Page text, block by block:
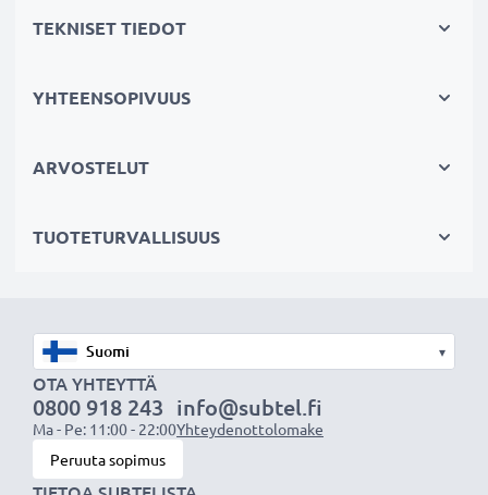
Kaikki akkumme testataan tarkasti, jotta ne täyttävät
siksi akuillamme on 3 vuoden takuu.
ympäristöjalanjälkeäsi. Akkumme sopii erinomaisesti
Valitse CELLONIC, etkä tingi laadusta. Tilaa nyt!
TEKNISET TIEDOT
YHTEENSOPIVUUS
ARVOSTELUT
TUOTETURVALLISUUS
▾
OTA YHTEYTTÄ
0800 918 243
Ma - Pe: 11:00 - 22:00
info@subtel.fi
Yhteydenottolomake
Peruuta sopimus